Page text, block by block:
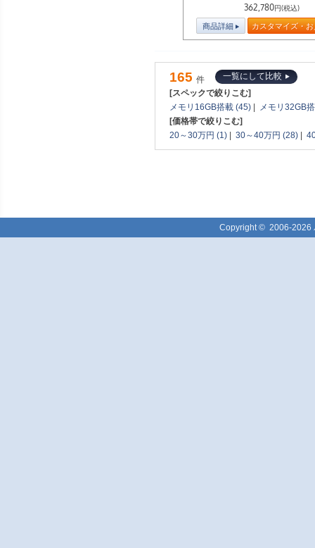
362,780円(税込)
商品詳細 カスタマイズ・
165 件
一覧にして比較
[スペックで絞りこむ]
メモリ16GB搭載 (45)
メモリ32GB
[価格帯で絞りこむ]
20～30万円 (1)
30～40万円 (28)
Copyright © 2006-2026